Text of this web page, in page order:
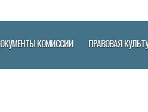
КОМИССИИ ПРАВОВАЯ